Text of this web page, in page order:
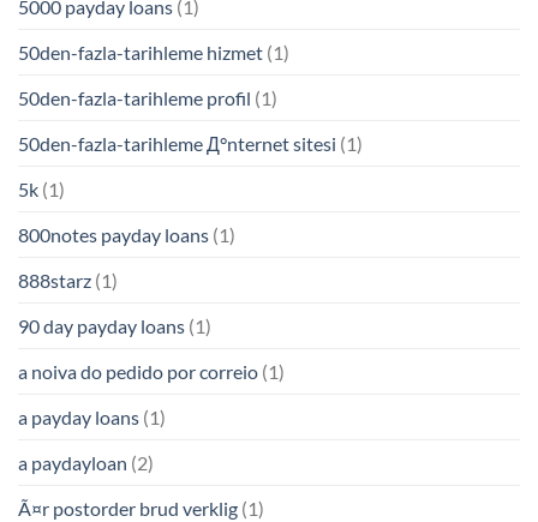
5000 payday loans (1)
50den-fazla-tarihleme hizmet (1)
50den-fazla-tarihleme profil (1)
50den-fazla-tarihleme Д°nternet sitesi (1)
5k (1)
800notes payday loans (1)
888starz (1)
90 day payday loans (1)
a noiva do pedido por correio (1)
a payday loans (1)
a paydayloan (2)
Ã¤r postorder brud verklig (1)